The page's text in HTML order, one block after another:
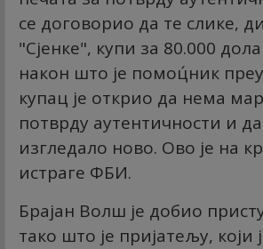
се договорио да те слике,
"Сјенке", купи за 80.000
након што је помоц́ник
купац је открио да нема
потврду аутентичности и
изгледало ново. Ово је на
истраге ФБИ.
Брајан Волш је добио
тако што је пријатељу, који